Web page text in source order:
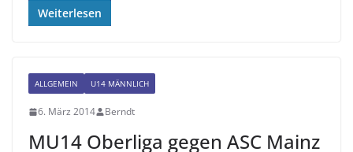
Weiterlesen
ALLGEMEIN U14 MÄNNLICH
6. März 2014 Berndt
MU14 Oberliga gegen ASC Mainz